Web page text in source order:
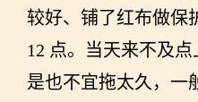
较好、铺了红布做保
12 点。当天来不及
是也不宜拖太久，一